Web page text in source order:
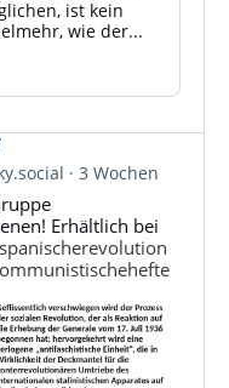
ist kein
wie der...
3 Wochen
Erhältlich bei